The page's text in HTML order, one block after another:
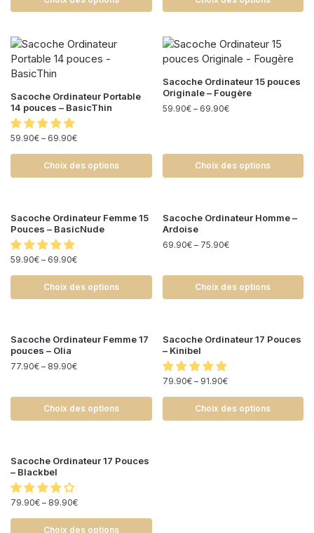
Sacoche Ordinateur Portable
14 pouces – BasicThin
59.90€ – 69.90€
Choix des options
Sacoche Ordinateur 15 pouces
Originale – Fougère
59.90€– 69.90€
Choix des options
Sacoche Ordinateur Femme 15
Pouces – BasicNude
59.90€ – 69.90€
Choix des options
Sacoche Ordinateur Homme –
Ardoise
69.90€– 75.90€
Choix des options
Sacoche Ordinateur Femme 17
pouces – Olia
77.90€ – 89.90€
Choix des options
Sacoche Ordinateur 17 Pouces
– Kinibel
79.90€– 91.90€
Choix des options
Sacoche Ordinateur 17 Pouces
– Blackbel
79.90€ – 89.90€
Choix des options